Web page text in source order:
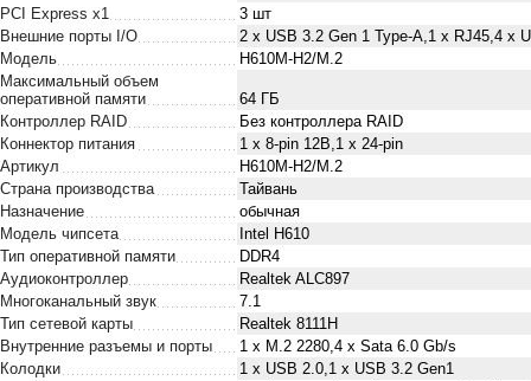
PCI Express x1
3 шт
Внешние порты I/O
2 x USB 3.2 Gen 1 Type-A,1 x RJ45,4 x
Модель
H610M-H2/M.2
Максимальный объем
оперативной памяти
64 ГБ
Контроллер RAID
Без контроллера RAID
Коннектор питания
1 x 8-pin 12В,1 x 24-pin
Артикул
H610M-H2/M.2
Страна производства
Тайвань
Назначение
обычная
Модель чипсета
Intel H610
Тип оперативной памяти
DDR4
Аудиоконтроллер
Realtek ALC897
Многоканальный звук
7.1
Тип сетевой карты
Realtek 8111H
Внутренние разъемы и порты
1 x M.2 2280,4 x Sata 6.0 Gb/s
Колодки
1 x USB 2.0,1 x USB 3.2 Gen1